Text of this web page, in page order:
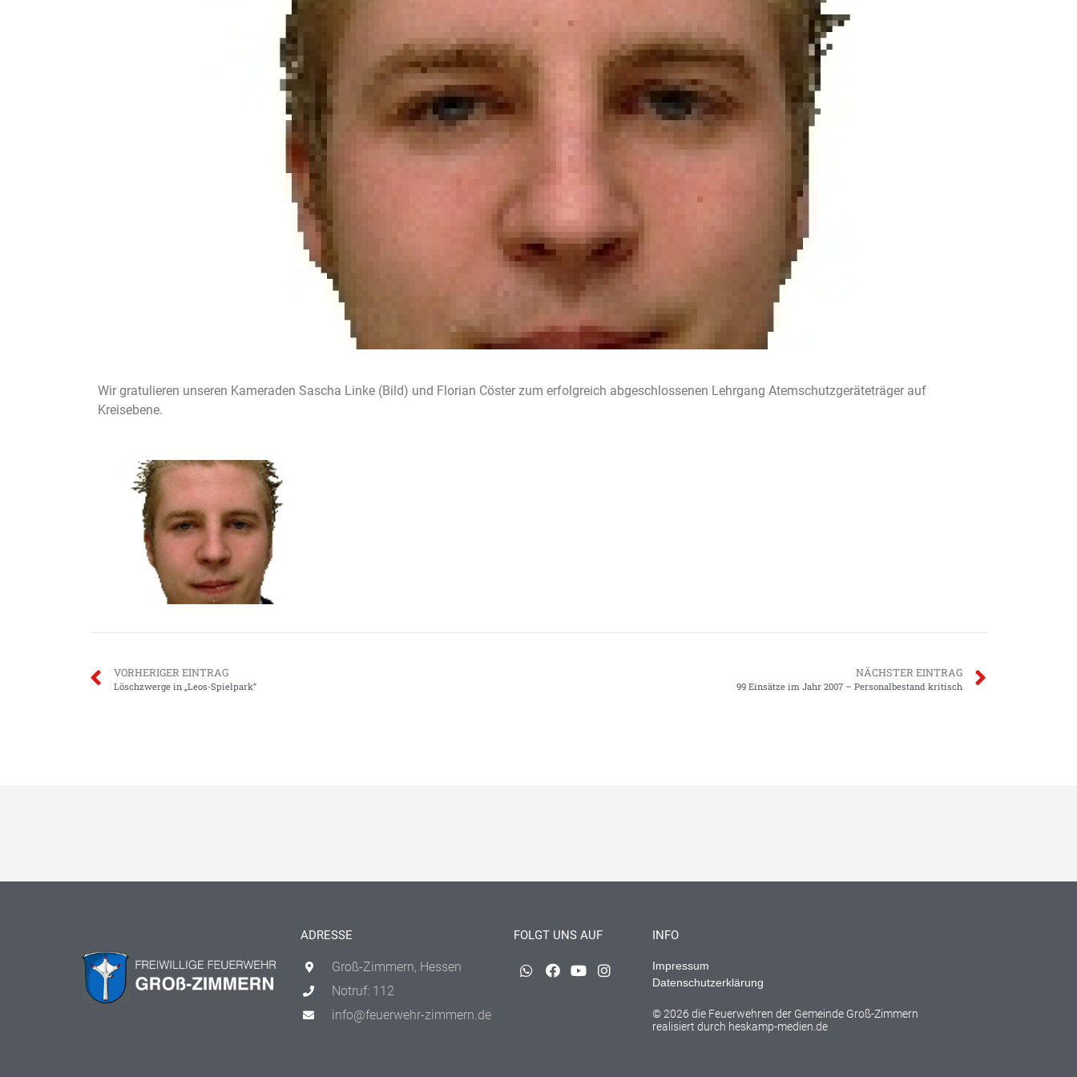
Wir gratulieren unseren Kameraden Sascha Linke (Bild) und Florian Cöster zum erfolgreich abgeschlossenen Lehrgang Atemschutzgeräteträger auf
Kreisebene.
VORHERIGER EINTRAG
Löschzwerge in „Leos-Spielpark“
NÄCHSTER EINTRAG
99 Einsätze im Jahr 2007 – Personalbestand kritisch
ADRESSE
Groß-Zimmern, Hessen
Notruf: 112
info@feuerwehr-zimmern.de
FOLGT UNS AUF INFO
Impressum
Datenschutzerklärung
© 2026 die Feuerwehren der Gemeinde Groß-Zimmern
realisiert durch heskamp-medien.de